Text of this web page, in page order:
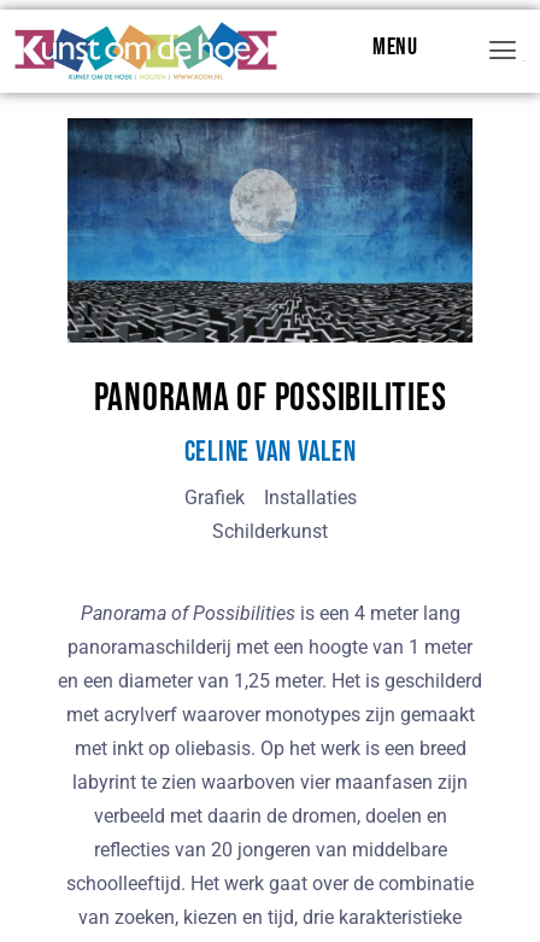
Menu
Panorama of Possibilities
Celine van Valen
Grafiek
Installaties
Schilderkunst
Panorama of Possibilitiesis een 4 meter lang
panoramaschilderij met een hoogte van 1 meter
en een diameter van 1,25 meter. Het is geschilderd
met acrylverf waarover monotypes zijn gemaakt
met inkt op oliebasis. Op het werk is een breed
labyrint te zien waarboven vier maanfasen zijn
verbeeld met daarin de dromen, doelen en
reflecties van 20 jongeren van middelbare
schoolleeftijd. Het werk gaat over de combinatie
van zoeken, kiezen en tijd, drie karakteristieke